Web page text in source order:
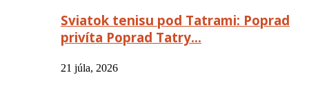
Sviatok tenisu pod Tatrami: Poprad
privíta Poprad Tatry…
21 júla, 2026